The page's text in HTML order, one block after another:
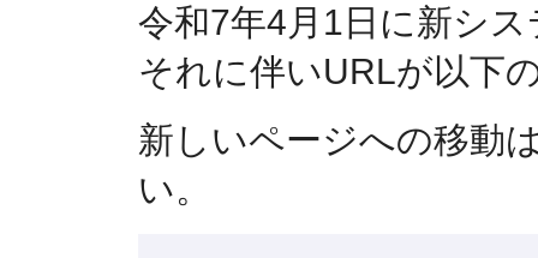
令和7年4月1日に新シ
それに伴いURLが以下
新しいページへの移動
い。